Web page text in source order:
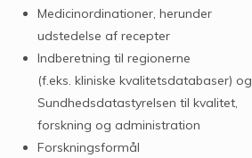
Medicinordinationer, herunder
udstedelse af recepter
Indberetning til regionerne
(f.eks. kliniske kvalitetsdatabaser) og
Sundhedsdatastyrelsen til kvalitet,
forskning og administration
Forskningsformål